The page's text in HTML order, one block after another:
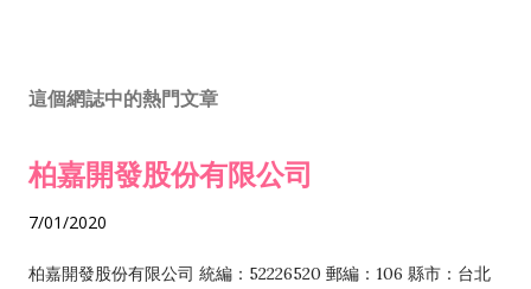
這個網誌中的熱門文章
柏嘉開發股份有限公司
7/01/2020
柏嘉開發股份有限公司 統編：52226520 郵編：106 縣市：台北